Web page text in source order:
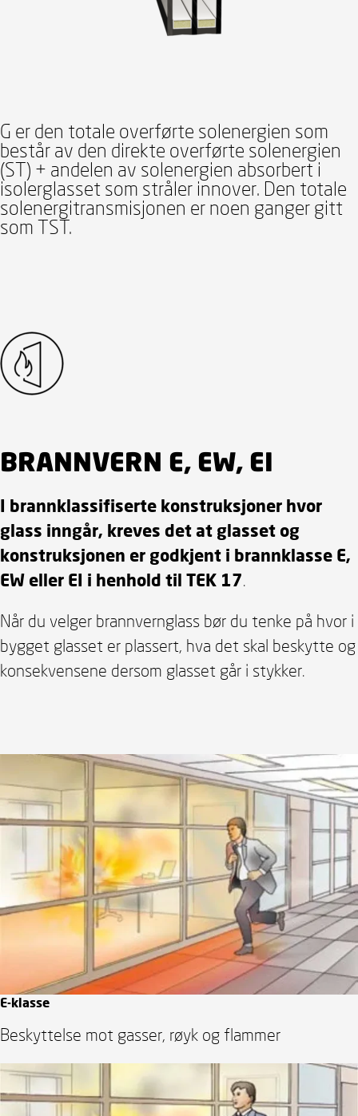
G er den totale overførte solenergien som
består av den direkte overførte solenergien
(ST) + andelen av solenergien absorbert i
isolerglasset som stråler innover. Den totale
solenergitransmisjonen er noen ganger gitt
som TST.
BRANNVERN E, EW, EI
I brannklassifiserte konstruksjoner hvor
glass inngår, kreves det at glasset og
konstruksjonen er godkjent i brannklasse E,
EW eller EI i henhold til TEK 17.
Når du velger brannvernglass bør du tenke på hvor i
bygget glasset er plassert, hva det skal beskytte og
konsekvensene dersom glasset går i stykker.
E-klasse
Beskyttelse mot gasser, røyk og flammer